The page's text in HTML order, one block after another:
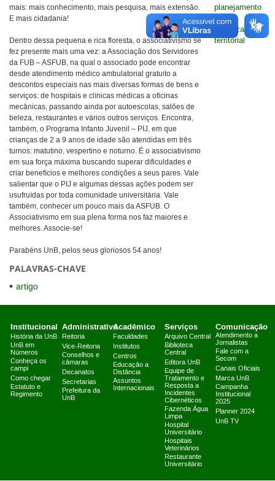
mais: mais conhecimento, mais pesquisa, mais extensão.
E mais cidadania!
Dentro dessa pequena e rica floresta, o associativismo se
fez presente mais uma vez: a Associação dos Servidores
da FUB – ASFUB, na qual o associado pode encontrar
desde atendimento médico ambulatorial gratuito a
descontos especiais nas mais diversas formas de bens e
serviços: de hospitais e clínicas médicas a oficinas
mecânicas, passando ainda por autoescolas, salões de
beleza, restaurantes e vários outros serviços. Encontra,
também, o Programa Infanto Juvenil – PIJ, em que
crianças de 2 a 9 anos de idade são atendidas em três
turnos: matutino, vespertino e noturno. É o associativismo
em sua força máxima buscando superar dificuldades e
criar benefícios e melhores condições a seus pares. Vale
salientar que o PIJ e algumas dessas ações podem ser
usufruídas por toda comunidade universitária. Vale
também, conhecer um pouco mais da ASFUB. O
Associativismo em sua plena forma nos faz maiores e
melhores. Associe-se!
Parabéns UnB, pelos seus gloriosos 54 anos!
PALAVRAS-CHAVE
artigo
planejamento
na
organização
territorial
Institucional
História da UnB
UnB em
Números
Conheça os
campi
Como chegar
Estatuto e
Regimento
Administrativo
Reitoria
Vice-Reitoria
Conselhos e
câmaras
Decanatos
Secretarias
Prefeitura da
UnB
Acadêmico
Faculdades
Institutos
Centros
Educação a
Distância
Assuntos
Internacionais
Serviços
Arquivo Central
Biblioteca
Central
Editora UnB
Equipe de
Tratamento e
Resposta a
Incidentes
Cibernéticos
Fazenda Água
Limpa
Hospital
Universitário
Hospitais
Veterinários
Restaurante
Universitário
Comunicação
Atendimento a
Jornalistas
Fale com a
Secom
Canais Oficiais
Marca UnB
Campanha
Institucional
2025
Planner 2024
UnB TV